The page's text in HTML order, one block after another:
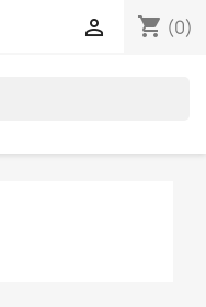
shopping_cart (0)
